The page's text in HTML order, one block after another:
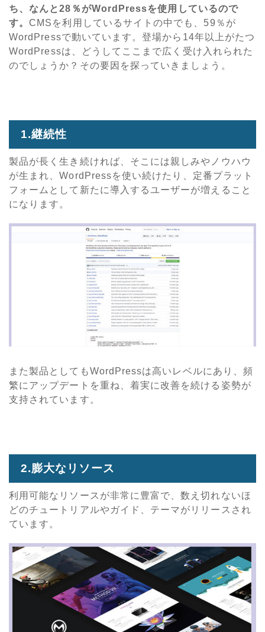
ち、なんと28％がWordPressを使用しているので
す。CMSを利用しているサイトの中でも、59％が
WordPressで動いています。登場から14年以上がたつ
WordPressは、どうしてここまで広く受け入れられた
のでしょうか？その要因を探っていきましょう。
1.継続性
製品が長く生き続ければ、そこには親しみやノウハウ
が生まれ、WordPressを使い続けたり、定番プラット
フォームとして新たに導入するユーザーが増えること
になります。
また製品としてもWordPressは高いレベルにあり、頻
繁にアップデートを重ね、着実に改善を続ける姿勢が
支持されています。
2.膨大なリソース
利用可能なリソースが非常に豊富で、数え切れないほ
どのチュートリアルやガイド、テーマがリリースされ
ています。